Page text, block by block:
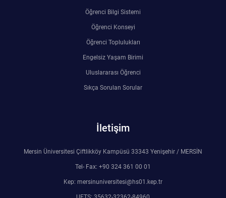
Öğrenci Bilgi Sistemi
Öğrenci Konseyi
Öğrenci Toplulukları
Engelsiz Yaşam Birimi
Uluslararası Öğrenci
Sıkça Sorulan Sorular
İletişim
Mersin Üniversitesi Çiftlikköy Kampüsü 33343 Yenişehir / MERSİN
Tel- Fax: +90 324 361 00 01
Kep: mersinuniversitesi@hs01.kep.tr